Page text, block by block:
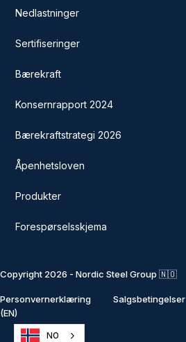
Nedlastninger
Sertifiseringer
Bærekraft
Konsernrapport 2024
Bærekraftstrategi 2026
Åpenhetsloven
Produkter
Forespørselsskjema
Copyright 2026 - Nordic Steel Group 🇳🇴
Personvernerklæring Salgsbetingelser
(EN)
NO